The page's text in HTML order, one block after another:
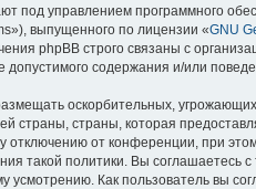
под управлением программного
выпущенного по лицензии «GNU
phpBB строго связаны с
допустимого содержания и/или
оскорбительных,
страны, страны, которая
от конференции, при
такой политики. Вы соглашаетесь
усмотрению. Как пользователь вы